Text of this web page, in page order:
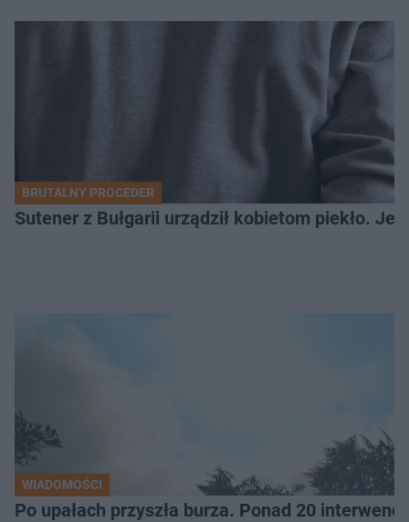
BRUTALNY PROCEDER
Sutener z Bułgarii urządził kobietom piekło.
WIADOMOŚCI
Po upałach przyszła burza. Ponad 20